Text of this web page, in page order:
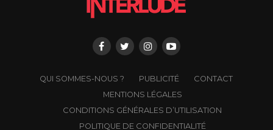
QUI SOMMES-NOUS ? PUBLICITÉ
CONTACT
MENTIONS LÉGALES
CONDITIONS GÉNÉRALES D’UTILISATION
POLITIQUE DE CONFIDENTIALITÉ